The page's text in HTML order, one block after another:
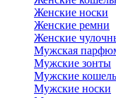
Женские носки
Женские ремни
Женские
Мужская
Мужские зонты
Мужские
Мужские носки